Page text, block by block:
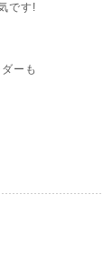
です!
ーも